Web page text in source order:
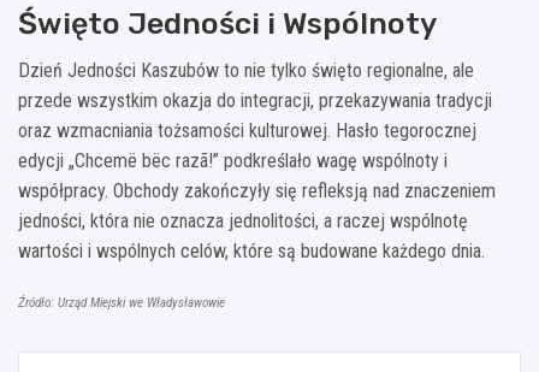
Święto Jedności i Wspólnoty
Dzień Jedności Kaszubów to nie tylko święto regionalne, ale
przede wszystkim okazja do integracji, przekazywania tradycji
oraz wzmacniania tożsamości kulturowej. Hasło tegorocznej
edycji „Chcemë bëc razã!” podkreślało wagę wspólnoty i
współpracy. Obchody zakończyły się refleksją nad znaczeniem
jedności, która nie oznacza jednolitości, a raczej wspólnotę
wartości i wspólnych celów, które są budowane każdego dnia.
Źródło: Urząd Miejski we Władysławowie